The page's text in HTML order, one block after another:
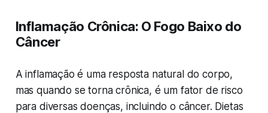
Inflamação Crônica: O Fogo Baixo do
Câncer
A inflamação é uma resposta natural do corpo,
mas quando se torna crônica, é um fator de risco
para diversas doenças, incluindo o câncer. Dietas